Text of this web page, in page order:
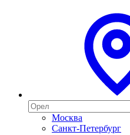
Москва
Санкт-Петербург